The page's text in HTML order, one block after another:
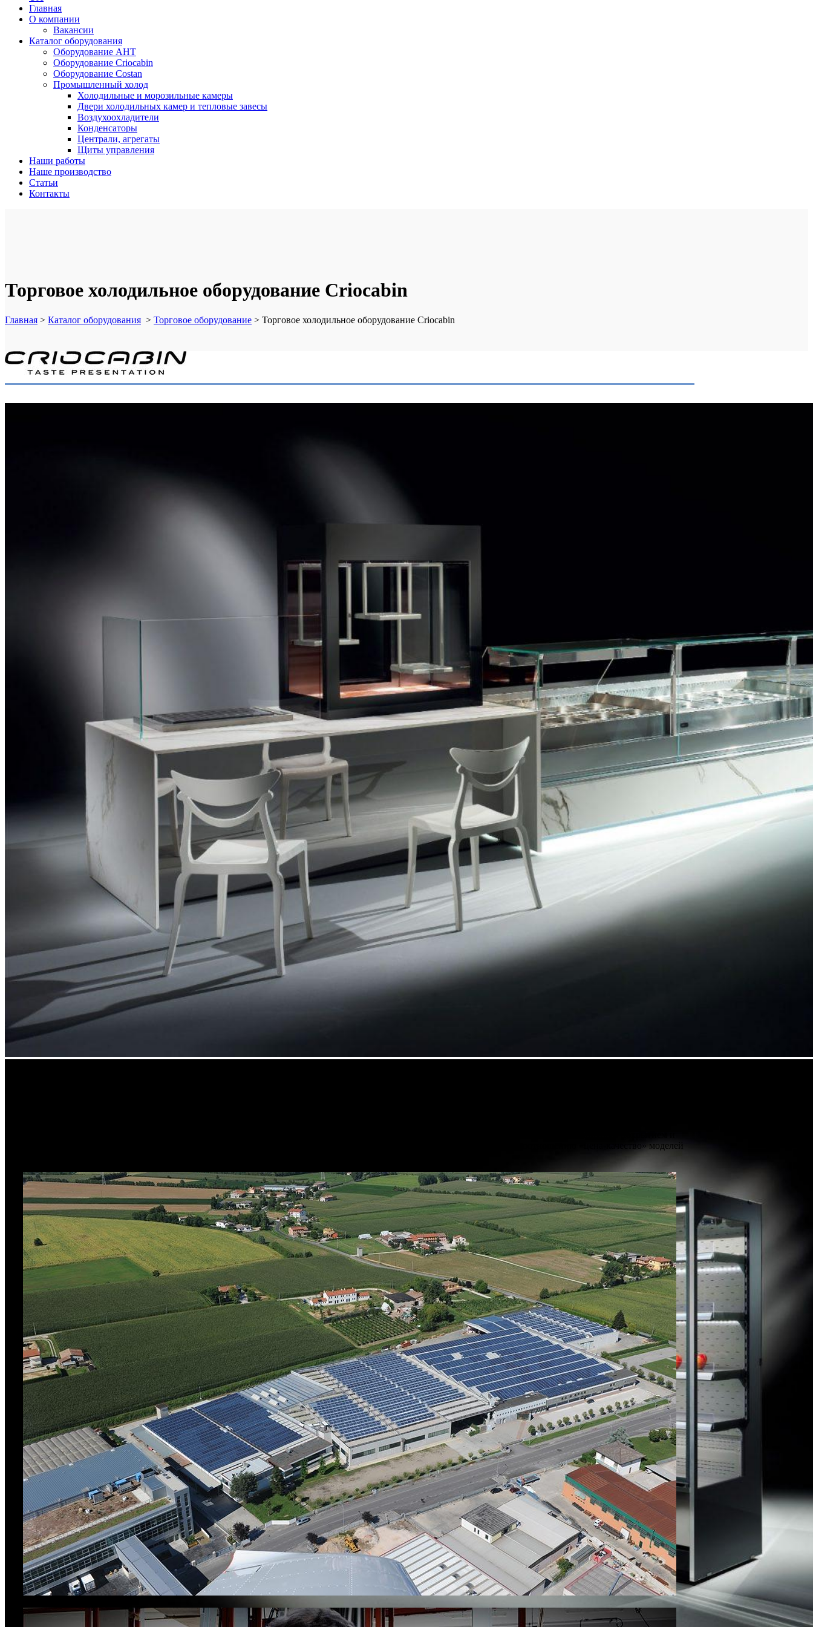
Главная
О компании
Вакансии
Каталог оборудования
Оборудование AHT
Оборудование Criocabin
Оборудование Costan
Промышленный холод
Холодильные и морозильные камеры
Двери холодильных камер и тепловые завесы
Воздухоохладители
Конденсаторы
Централи, агрегаты
Щиты управления
Наши работы
Наше производство
Статьи
Контакты
Торговое холодильное оборудование Criocabin
Главная > Каталог оборудования > Торговое оборудование > Торговое холодильное оборудование Criocabin
нержавеющей стали, практически не имеющих конкурентов от других производителей, до практичных и оптимальных по соотношению «цена-качество» моделей